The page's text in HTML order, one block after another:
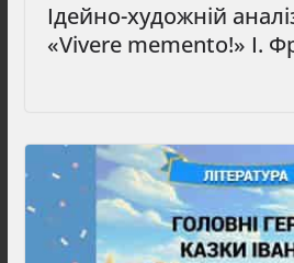
Ідейно-художній
«Vivere memento!» І.